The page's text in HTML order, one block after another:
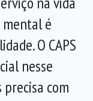
mental é
O CAPS
nesse
precisa com